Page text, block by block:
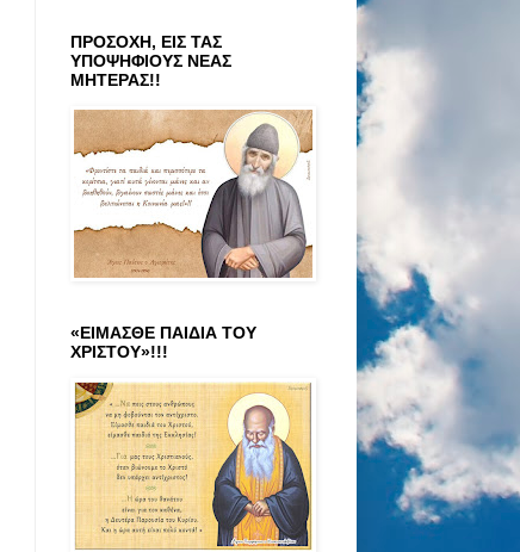
ΠΡΟΣΟΧΗ, ΕΙΣ ΤΑΣ
ΥΠΟΨΗΦΙΟΥΣ ΝΕΑΣ
ΜΗΤΕΡΑΣ!!
«ΕΙΜΑΣΘΕ ΠΑΙΔΙΑ ΤΟΥ
ΧΡΙΣΤΟΥ»!!!